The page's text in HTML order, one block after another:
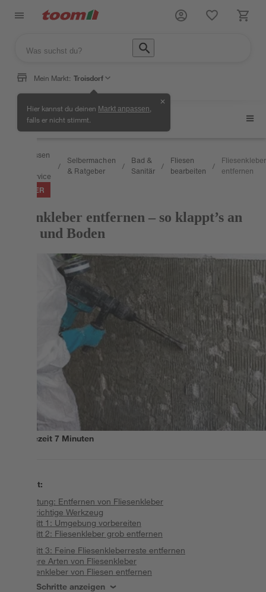
Mein Markt: Troisdorf
Hier kannst du deinen Markt anpassen
falls er nicht stimmt.
✕
Fliesen bearbeiten
Wissen
Service
/
Selbermachen
& Ratgeber
/
Bad &
Sanitär
/
Fliesen
bearbeiten
/
Fliesenkleber
entfernen
RATGEBER
Fliesenkleber entfernen – so klappt’s an
Wand und Boden
Lesezeit7 Minuten
Inhalt:
Anleitung: Entfernen von Fliesenkleber
Das richtige Werkzeug
Schritt 1: Umgebung vorbereiten
Schritt 2: Fliesenkleber grob entfernen
Schritt 3: Feine Fliesenkleberreste entfernen
Andere Arten von Fliesenkleber
Fliesenkleber von Fliesen entfernen
Alle Schritte anzeigen